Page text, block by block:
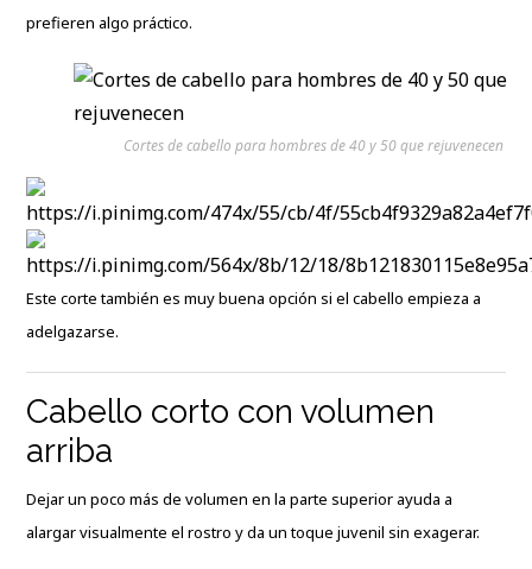
prefieren algo práctico.
Cortes de cabello para hombres de 40 y 50 que rejuvenecen
Este corte también es muy buena opción si el cabello empieza a
adelgazarse.
Cabello corto con volumen
arriba
Dejar un poco más de volumen en la parte superior ayuda a
alargar visualmente el rostro y da un toque juvenil sin exagerar.